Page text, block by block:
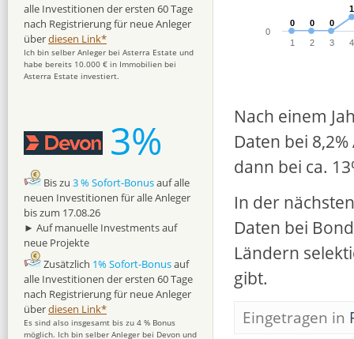
0
0 0
0 0
0
1
1
1 2 3 4
0
Nach einem
Daten bei
dann bei ca.
In der
Daten bei
Ländern
gibt.
Eingetragen in
alle Investitionen der ersten 60 Tage
nach Registrierung für neue Anleger
überdiesen Link*
Ich bin selber Anleger bei Asterra Estate und
habe bereits 10.000 € in Immobilien bei
Asterra Estate investiert.
3%
Bis zu 3 % Sofort-Bonusauf alle
neuen Investitionen für alle Anleger
bis zum 17.08.26
► Auf manuelle Investments auf
neue Projekte
Zusätzlich 1% Sofort-Bonusauf
alle Investitionen der ersten 60 Tage
nach Registrierung für neue Anleger
überdiesen Link*
Es sind also insgesamt bis zu 4 % Bonus
möglich. Ich bin selber Anleger bei Devon und